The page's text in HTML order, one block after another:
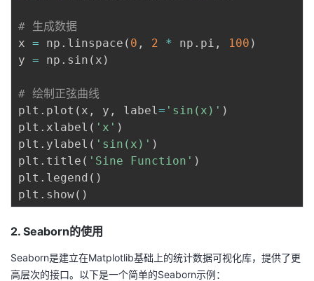
# 生成数据
x = np . linspace ( 0 , 2 * np . pi , 100 )
y = np . sin ( x )
# 绘制正弦曲线
plt . plot ( x , y , label = 'sin(x)' )
plt . xlabel ( 'x' )
plt . ylabel ( 'sin(x)' )
plt . title ( 'Sine Function' )
plt . legend ( )
plt . show( )
2. Seaborn的使用
Seaborn是建立在Matplotlib基础上的统计数据可视化库，提供了更
高层次的接口。以下是一个简单的Seaborn示例：